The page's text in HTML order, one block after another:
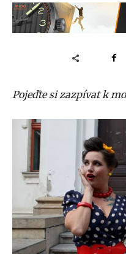
Pojeďte si zazpívat k